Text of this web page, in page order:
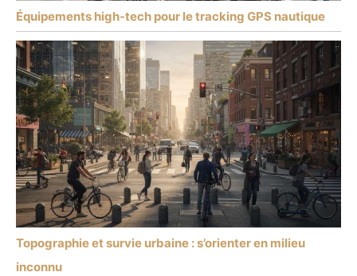
Équipements high-tech pour le tracking GPS nautique
Topographie et survie urbaine : s’orienter en milieu
inconnu